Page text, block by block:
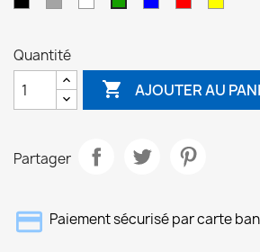
Quantité
 AJOUTER AU
Partager
Paiement sécurisé par carte